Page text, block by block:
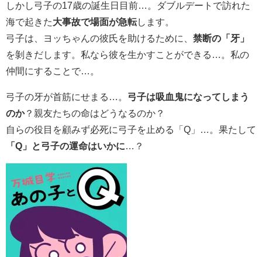
しかし弓子の17歳の誕生日目前…。ダブルデートで訪れた
海で起きた大事故で場面が急転します。
弓子は、ヨッちゃんの彼氏を助けるために、 禁断の「牙」
を剝きだします。私なら彼を生かすことができる…。私の
仲間にすることで…。
弓子の牙が首筋にせまる…。 弓子は吸血鬼になってしまう
のか？親友たちの命はどうなるのか？
自らの役目を顧みず必死に弓子を止める「Q」…。果たして
「Q」と弓子の運命はいかに…？